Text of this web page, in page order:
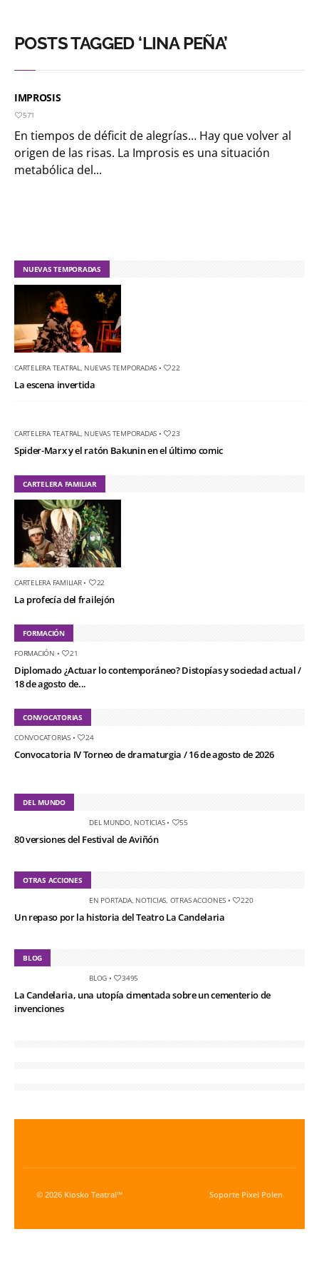
POSTS TAGGED ‘LINA PEÑA’
IMPROSIS
571
En tiempos de déficit de alegrías… Hay que volver al
origen de las risas. La Improsis es una situación
metabólica del...
NUEVAS TEMPORADAS
CARTELERA TEATRAL NUEVAS TEMPORADAS • 22
La escena invertida
CARTELERA TEATRAL NUEVAS TEMPORADAS • 23
Spider-Marx y el ratón Bakunin en el último comic
CARTELERA FAMILIAR
CARTELERA FAMILIAR• 22
La profecía del frailejón
FORMACIÓN
FORMACIÓN • 21
Diplomado ¿Actuar lo contemporáneo? Distopías y sociedad actual /
18 de agosto de...
CONVOCATORIAS
CONVOCATORIAS• 24
Convocatoria IV Torneo de dramaturgia / 16 de agosto de 2026
DEL MUNDO
DEL MUNDO, NOTICIAS• 55
80 versiones del Festival de Aviñón
OTRAS ACCIONES
EN PORTADA, NOTICIAS OTRAS ACCIONES • 220
Un repaso por la historia del Teatro La Candelaria
BLOG
BLOG • 3495
La Candelaria, una utopía cimentada sobre un cementerio de
invenciones
© 2026 Kiosko Teatral™ Soporte Pixel Polen